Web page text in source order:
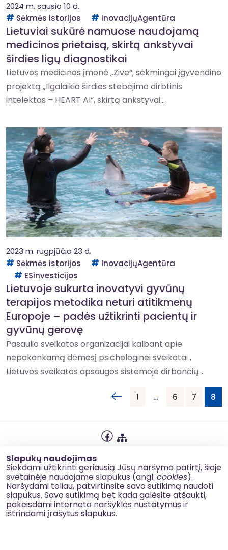
Slapukų naudojimas
Siekdami užtikrinti geriausią Jūsų naršymo patirtį, šioje
svetainėje naudojame slapukus (angl. cookies).
Naršydami toliau, patvirtinsite savo sutikimą naudoti
slapukus. Savo sutikimą bet kada galėsite atšaukti,
pakeisdami interneto naršyklės nustatymus ir
ištrindami įrašytus slapukus.
2024 m. sausio 10 d.
Sėkmės istorijos
InovacijųAgentūra
Lietuviai sukūrė namuose naudojamą
medicinos prietaisą, skirtą ankstyvai
širdies ligų diagnostikai
Lietuvos medicinos įmonė „Zive“, sėkmingai įgyvendino
projektą „Ilgalaikio širdies stebėjimo dirbtinis
intelektas – HEART AI“, skirtą ankstyvai...
2023 m. rugpjūčio 23 d.
Sėkmės istorijos
InovacijųAgentūra
ESinvesticijos
Lietuvoje sukurta inovatyvi gyvūnų
terapijos metodika neturi atitikmenų
Europoje – padės užtikrinti pacientų ir
gyvūnų gerovę
Pasaulio sveikatos organizacijai kalbant apie
nepakankamą dėmesį psichologinei sveikatai ,
Lietuvos sveikatos apsaugos sistemoje dirbančių...
1 … 6 7 8
Slapukų naudojimas
Korupcijos prevencija
Kontaktai